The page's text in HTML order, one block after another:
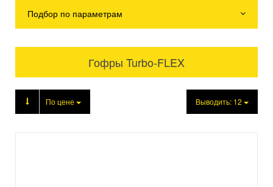
Подбор по параметрам
Гофры Turbo-FLEX
Продукция
По цене Выводить: 12